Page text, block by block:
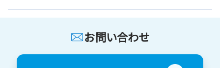
お問い合わせ